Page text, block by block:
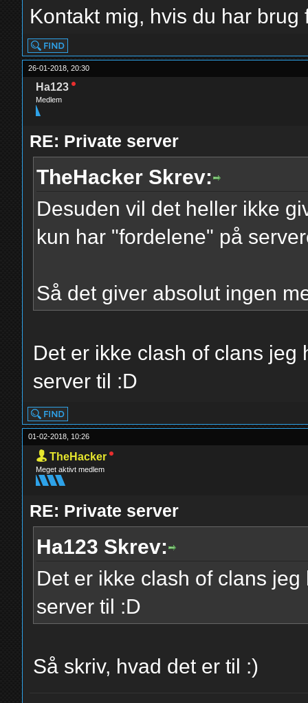
Kontakt mig, hvis du har
26-01-2018, 20:30
Ha123
Medlem
RE: Private server
TheHacker Skrev:
Desuden vil det heller ikke
kun har "fordelene" på
Så det giver absolut ingen
Det er ikke clash of clans
server til :D
01-02-2018, 10:26
TheHacker
Meget aktivt medlem
RE: Private server
Ha123 Skrev:
Det er ikke clash of clans
server til :D
Så skriv, hvad det er til :)